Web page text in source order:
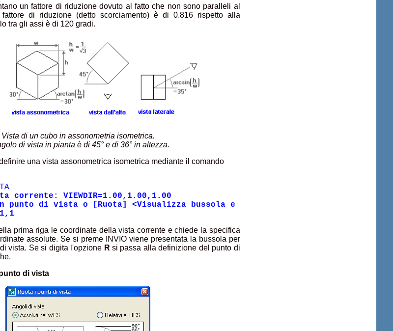
un fattore di riduzione dovuto al fatto che non sono paralleli al
di riduzione (detto scorciamento) è di 0.816 rispetto alla
tra gli assi è di 120 gradi.
Vista di un cubo in assonometria isometrica.
di vista in pianta è di 45° e di 36° in altezza.
una vista assonometrica isometrica mediante il comando
corrente: VIEWDIR=1.00,1.00,1.00
punto di vista o [Ruota] <Visualizza bussola e
prima riga le coordinate della vista corrente e chiede la specifica
assolute. Se si preme INVIO viene presentata la bussola per
vista. Se si digita l'opzione R si passa alla definizione del punto di
di vista